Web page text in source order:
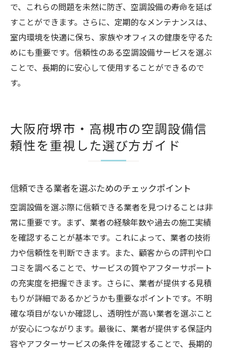
で、これらの問題を未然に防ぎ、空調設備の寿命を延ば
すことができます。さらに、定期的なメンテナンスは、
室内環境を快適に保ち、家族やオフィスの健康を守るた
めにも重要です。信頼性のある空調設備サービスを選ぶ
ことで、長期的に安心して使用することができるので
す。
大阪府堺市・高槻市の空調設備信
頼性を重視した選び方ガイド
信頼できる業者を選ぶためのチェックポイント
空調設備を選ぶ際に信頼できる業者を見つけることは非
常に重要です。まず、業者の経験年数や過去の施工実績
を確認することが基本です。これによって、業者の技術
力や信頼性を判断できます。また、顧客からの評判や口
コミを調べることで、サービスの質やアフターサポート
の充実度を把握できます。さらに、業者が提供する見積
もりが詳細であるかどうかも重要なポイントです。不明
確な項目がないか確認し、透明性が高い業者を選ぶこと
が安心につながります。最後に、業者が提供する保証内
容やアフターサービスの条件を確認することで、長期的